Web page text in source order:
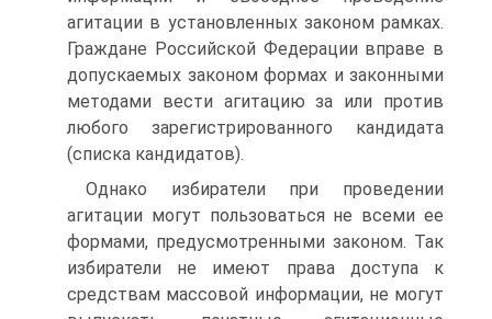
агитации в установленных законом рамках.
Граждане Российской Федерации вправе в
допускаемых законом формах и законными
методами вести агитацию за или против
любого зарегистрированного кандидата
(списка кандидатов).
Однако избиратели при проведении
агитации могут пользоваться не всеми ее
формами, предусмотренными законом. Так
избиратели не имеют права доступа к
средствам массовой информации, не могут